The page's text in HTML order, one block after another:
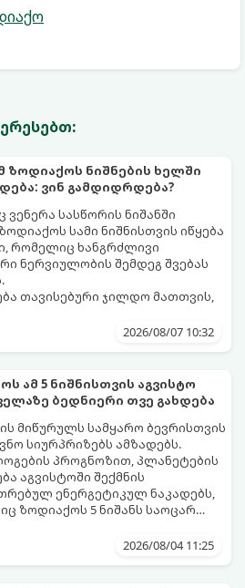
ზოდიაქოს ნიშნების ხელში
ვინ გამდიდრდება?
სასწორის ნიშანში
სამი ნიშნისთვის იწყება
რომელიც ხანგრძლივი
ნერვიულობის შემდეგ შვებას
თავისებური ჯილდო მათთვის,
სირთულეების მიუხედავად წინ
გადადებასა და ხარჯების
თუმცა, ახლა სიტუაცია
შეიცვლება.
რომლებიც უსასრულო
უკან დაიხევს, ამასთან ერთად კი
მეტი ნდობა მომავლის მიმართ.
შემდეგ ეს ნიშნები
ამოისუნთქონ და დაინახონ
2026/08/07 10:32
ამ 5 ნიშნისთვის აგვისტო
ბედნიერი თვე გახდება
მიწურულს სამყარო ბევრისთვის
სიურპრიზებს ამზადებს.
პროგნოზით, პლანეტების
აგვისტოში შექმნის
ენერგეტიკულ ნაკადებს,
ზოდიაქოს 5 ნიშანს საოცარ
ბედნიერი თვე აღმოჩნდება.
2026/08/04 11:25